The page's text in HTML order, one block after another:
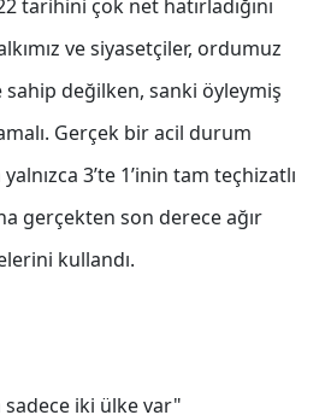
tarihini çok net hatırladığını
ve siyasetçiler, ordumuz
değilken, sanki öyleymiş
Gerçek bir acil durum
3’te 1’inin tam teçhizatlı
gerçekten son derece ağır
kullandı.
sadece iki ülke var"